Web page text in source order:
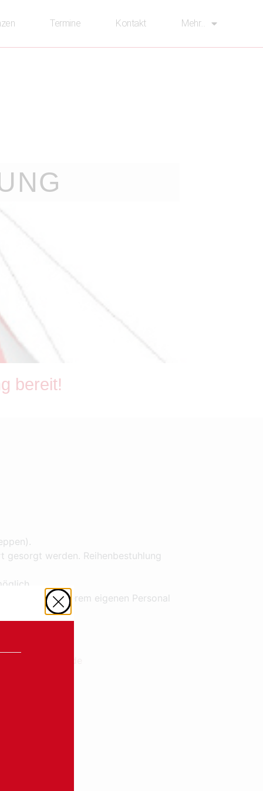
Termine Kontakt Mehr…
bereit!
gesorgt werden. Reihenbestuhlung
findet mit unserem eigenen Personal